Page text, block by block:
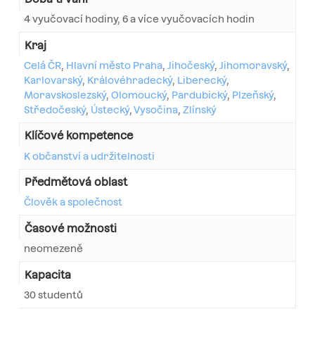
4 vyučovací hodiny, 6 a více vyučovacích hodin
Kraj
Celá ČR, Hlavní město Praha, Jihočeský, Jihomoravský,
Karlovarský, Královéhradecký, Liberecký,
Moravskoslezský, Olomoucký, Pardubický, Plzeňský,
Středočeský, Ústecký, Vysočina, Zlínský
Klíčové kompetence
K občanství a udržitelnosti
Předmětová oblast
Člověk a společnost
Časové možnosti
neomezeně
Kapacita
30 studentů